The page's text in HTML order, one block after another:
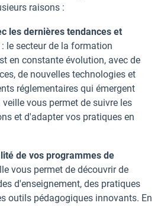
raisons :
les dernières tendances et
: le secteur de la formation
en constante évolution, avec de
de nouvelles technologies et
réglementaires qui émergent
vous permet de suivre les
et d'adapter vos pratiques en
de vos programmes de
vous permet de découvrir de
d'enseignement, des pratiques
outils pédagogiques innovants. En